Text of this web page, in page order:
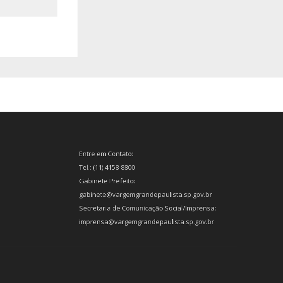
Entre em Contato:
Tel.: (11) 4158-8800
Gabinete Prefeito:
gabinete@vargemgrandepaulista.sp.gov.br
Secretaria de Comunicação Social/Imprensa:
imprensa@vargemgrandepaulista.sp.gov.br